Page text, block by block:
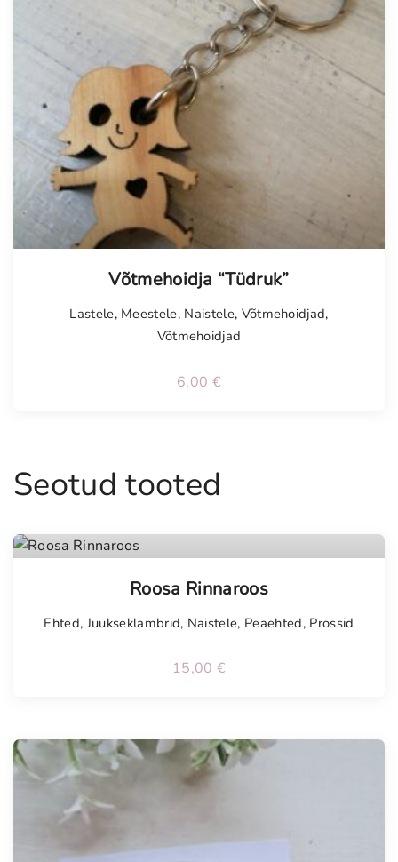
Võtmehoidja “Tüdruk”
Lastele, Meestele, Naistele, Võtmehoidjad,
Võtmehoidjad
6,00 €
Seotud tooted
Roosa Rinnaroos
Ehted, Juukseklambrid, Naistele, Peaehted, Prossid
15,00 €